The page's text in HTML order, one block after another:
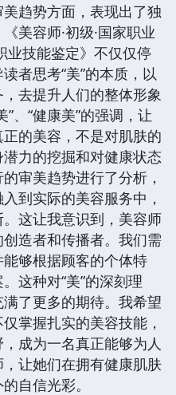
趋势方面，表现出了独
美容师·初级·国家职业
业技能鉴定》不仅仅停
者思考“美”的本质，以
去提升人们的整体形象
、“健康美”的强调，让
的美容，不是对肌肤的
力的挖掘和对健康状态
审美趋势进行了分析，
到实际的美容服务中，
这让我意识到，美容师
造者和传播者。我们需
够根据顾客的个体特
这种对“美”的深刻理
了更多的期待。我希望
掌握扎实的美容技能，
成为一名真正能够为人
让她们在拥有健康肌肤
自信光彩。